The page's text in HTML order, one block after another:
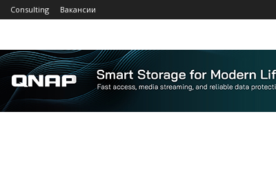
Consulting Вакансии